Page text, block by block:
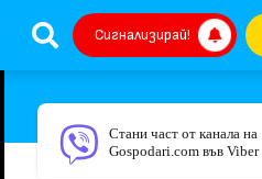
Сигнализирай!
Стани част от канала на
Gospodari.com във Viber